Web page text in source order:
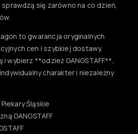
się zarówno na co dzień,
to gwarancja oryginalnych
cen i szybkiej dostawy.
wybierz **odzież GANGSTAFF**,
charakter i niezależny
Śląskie
GANGSTAFF